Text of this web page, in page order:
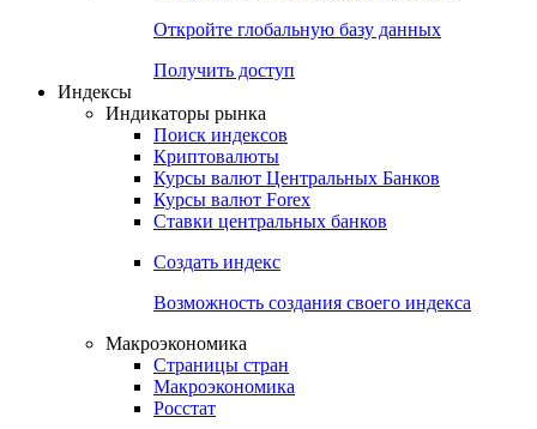
Откройте глобальную базу данных
Получить доступ
Индексы
Индикаторы рынка
Поиск индексов
Криптовалюты
Курсы валют Центральных Банков
Курсы валют Forex
Ставки центральных банков
Создать индекс
Возможность создания своего индекса
Макроэкономика
Страницы стран
Макроэкономика
Росстат